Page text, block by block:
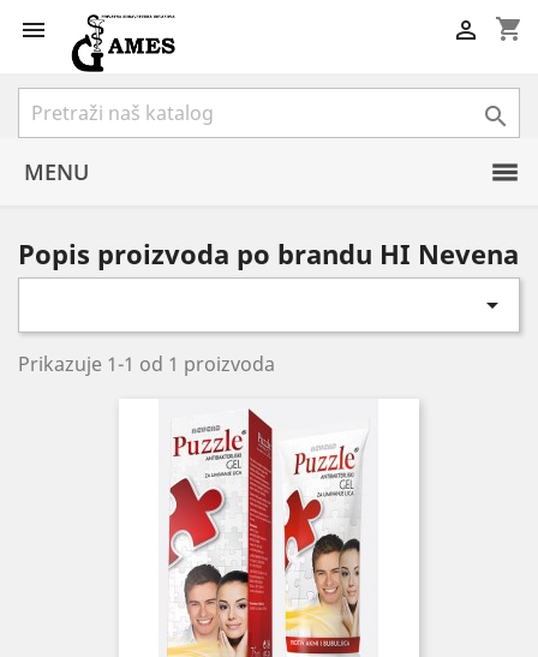
 shopping_cart


MENU
Popis proizvoda po brandu HI Nevena

Prikazuje 1-1 od 1 proizvoda